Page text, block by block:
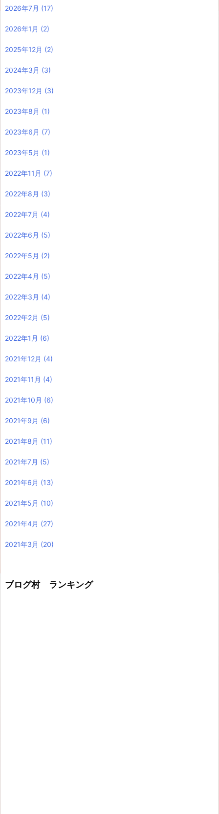
2026年7月 (17)
2026年1月 (2)
2025年12月 (2)
2024年3月 (3)
2023年12月 (3)
2023年8月 (1)
2023年6月 (7)
2023年5月 (1)
2022年11月 (7)
2022年8月 (3)
2022年7月 (4)
2022年6月 (5)
2022年5月 (2)
2022年4月 (5)
2022年3月 (4)
2022年2月 (5)
2022年1月 (6)
2021年12月 (4)
2021年11月 (4)
2021年10月 (6)
2021年9月 (6)
2021年8月 (11)
2021年7月 (5)
2021年6月 (13)
2021年5月 (10)
2021年4月 (27)
2021年3月 (20)
ブログ村 ランキング